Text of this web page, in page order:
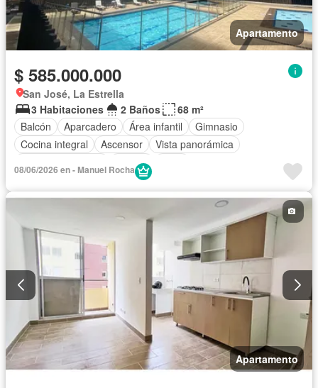
Apartamento
$ 585.000.000
San José, La Estrella
3 Habitaciones
2 Baños
68 m²
Balcón
Aparcadero Área infantil
Gimnasio
Cocina integral
Ascensor
Vista panorámica
Piscina
08/06/2026 en - Manuel Rocha
Apartamento